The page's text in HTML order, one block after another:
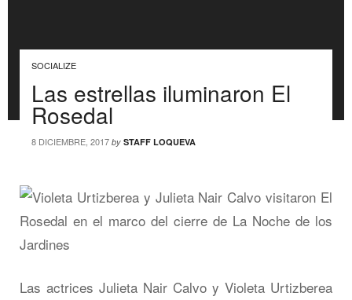
SOCIALIZE
Las estrellas iluminaron El
Rosedal
8 DICIEMBRE, 2017 by STAFF LOQUEVA
Las actrices Julieta Nair Calvo y Violeta Urtizberea